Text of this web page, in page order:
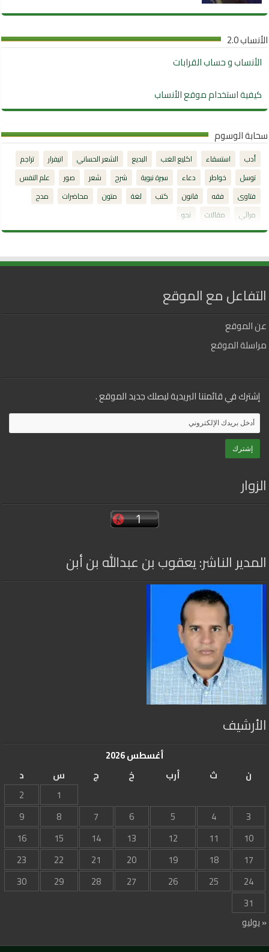
الأنساب 2.0
الأنساب و حساب القرابات
كيفية استخدام موقع الأنساب
سحابة الوسوم
أدب استسقاء اكليع الغب البديع الشعر الحساني انيفرار
تراجم
توسل
خواطر دعاء سيرة نبوية شرح شعر صور
علم النفس
فتاوى
فقه قانون كتب لغة متون محاضرات
مدح
مراثي
مقالات نحو
التفاعل مع الموقع
عن الموقع
مراسلة الموقع
إشترك في قائمتنا البريدية ليصلك جديد الموقع .
الزوار
المدير الناشر: يعقوب بن عبدالله بن أبن
الأرشيف
أغسطس 2026
ن
ث أرب خ ج س
د
1
2
3
4
5
6
7
8
9
10
11
12
13
14
15
16
17
18
19
20
21
22
23
24
25
26
27
28
29
30
31
« يوليو